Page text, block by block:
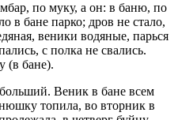
по муку, а он: в баню, по
в бане парко; дров не стало,
веники водяные, парься
с полка не свались.
(в бане).
Веник в бане всем
топила, во вторник в